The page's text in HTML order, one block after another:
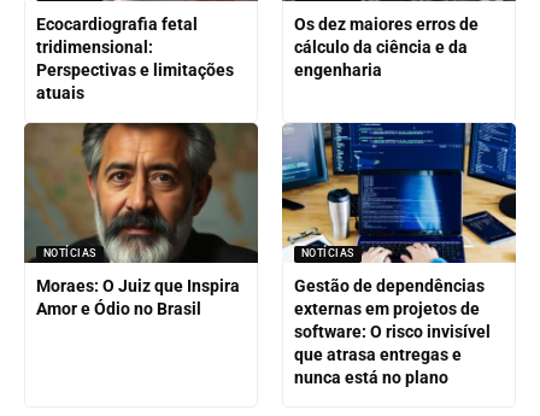
Ecocardiografia fetal
tridimensional:
Perspectivas e limitações
atuais
Os dez maiores erros de
cálculo da ciência e da
engenharia
NOTÍCIAS
Moraes: O Juiz que Inspira
Amor e Ódio no Brasil
NOTÍCIAS
Gestão de dependências
externas em projetos de
software: O risco invisível
que atrasa entregas e
nunca está no plano